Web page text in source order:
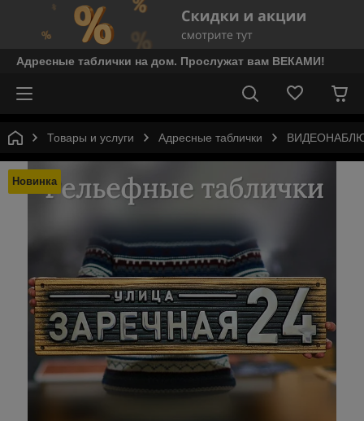
Адресные таблички на дом. Прослужат вам ВЕКАМИ!
Товары и услуги Адресные таблички
Новинка